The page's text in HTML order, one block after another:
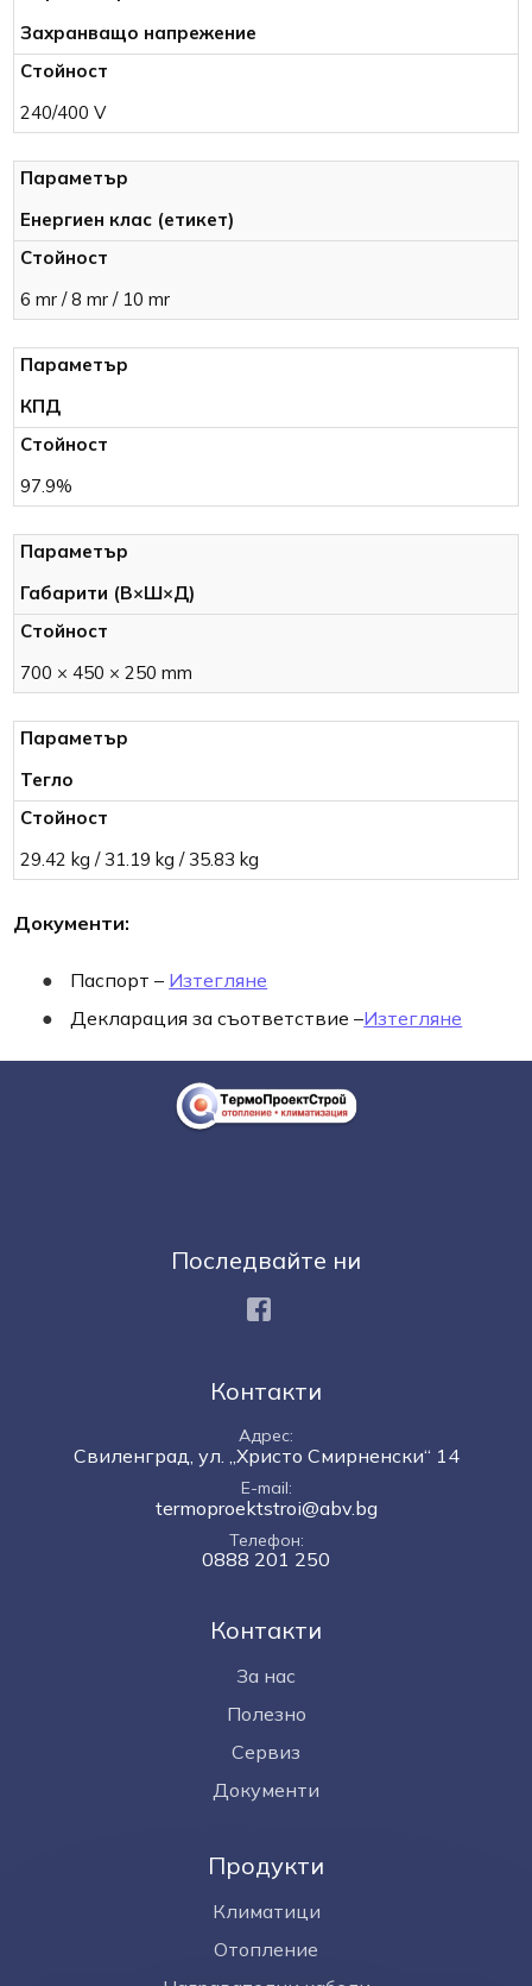
Захранващо напрежение
240/400 V
Енергиен клас (етикет)
6 mr / 8 mr / 10 mr
КПД
97.9%
Габарити (В×Ш×Д)
700 × 450 × 250 mm
Тегло
29.42 kg / 31.19 kg / 35.83 kg
Документи:
Паспорт – Изтегляне
Декларация за съответствие –Изтегляне
Контакти
За нас
Полезно
Сервиз
Документи
Продукти
Климатици
Отопление
Контакти
Адрес
Свиленград, ул. „Христо Смирненски“ 14
E-mail
termoproektstroi@abv.bg
Телефон
0888 201 250
Последвайте ни